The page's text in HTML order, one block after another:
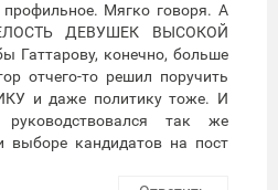
профильное. Мягко говоря. А
ДЕВУШЕК ВЫСОКОЙ
конечно, больше
отчего-то решил поручить
и даже политику тоже. И
так же
выборе кандидатов на пост